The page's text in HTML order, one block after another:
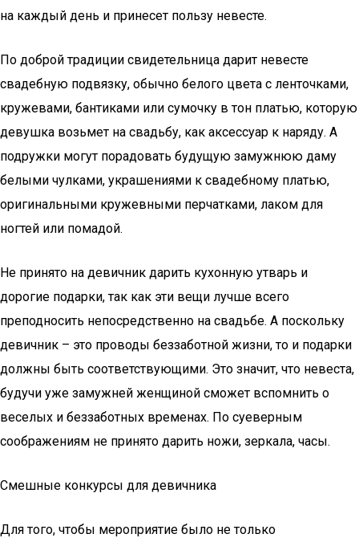
на каждый день и принесет пользу невесте.
По доброй традиции свидетельница дарит невесте
свадебную подвязку, обычно белого цвета с ленточками,
кружевами, бантиками или сумочку в тон платью, которую
девушка возьмет на свадьбу, как аксессуар к наряду. А
подружки могут порадовать будущую замужнюю даму
белыми чулками, украшениями к свадебному платью,
оригинальными кружевными перчатками, лаком для
ногтей или помадой.
Не принято на девичник дарить кухонную утварь и
дорогие подарки, так как эти вещи лучше всего
преподносить непосредственно на свадьбе. А поскольку
девичник – это проводы беззаботной жизни, то и подарки
должны быть соответствующими. Это значит, что невеста,
будучи уже замужней женщиной сможет вспомнить о
веселых и беззаботных временах. По суеверным
соображениям не принято дарить ножи, зеркала, часы.
Смешные конкурсы для девичника
Для того, чтобы мероприятие было не только